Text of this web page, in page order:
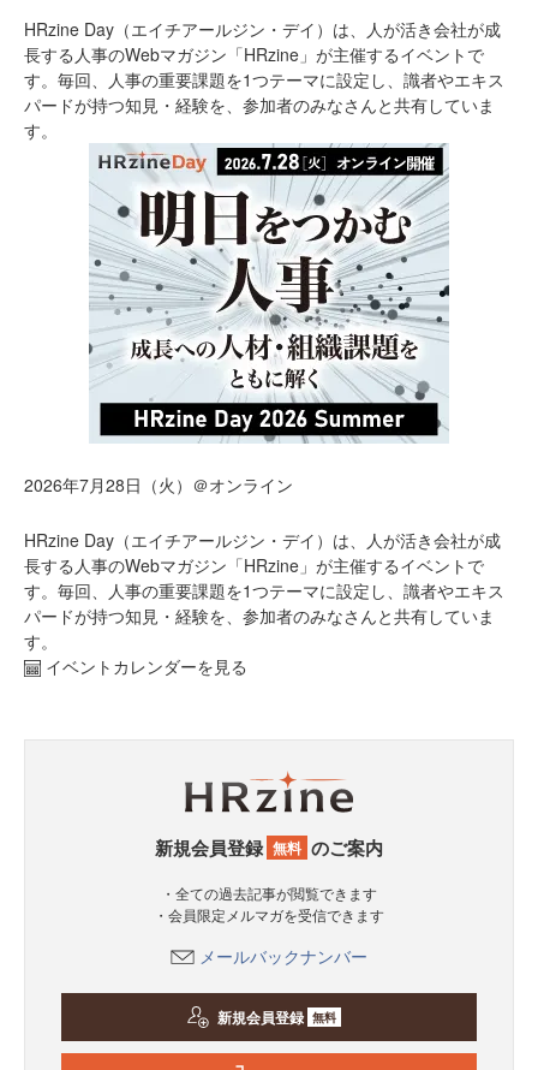
HRzine Day（エイチアールジン・デイ）は、人が活き会社が成
長する人事のWebマガジン「HRzine」が主催するイベントで
す。毎回、人事の重要課題を1つテーマに設定し、識者やエキス
パードが持つ知見・経験を、参加者のみなさんと共有していま
す。
2026年7月28日（火）＠オンライン
HRzine Day（エイチアールジン・デイ）は、人が活き会社が成
長する人事のWebマガジン「HRzine」が主催するイベントで
す。毎回、人事の重要課題を1つテーマに設定し、識者やエキス
パードが持つ知見・経験を、参加者のみなさんと共有していま
す。
イベントカレンダーを見る
新規会員登録 無料 のご案内
・全ての過去記事が閲覧できます
・会員限定メルマガを受信できます
メールバックナンバー
新規会員登録 無料